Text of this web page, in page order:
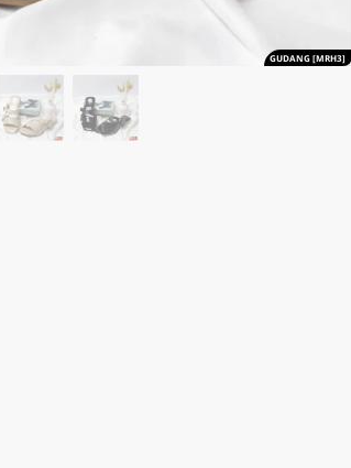
GUDANG [MRH3]